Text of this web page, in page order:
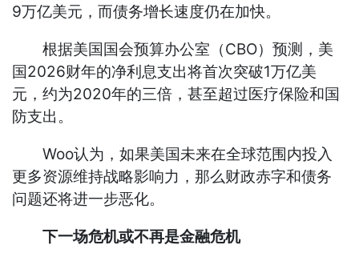
9万亿美元，而债务增长速度仍在加快。
根据美国国会预算办公室（CBO）预测，美
国2026财年的净利息支出将首次突破1万亿美
元，约为2020年的三倍，甚至超过医疗保险和国
防支出。
Woo认为，如果美国未来在全球范围内投入
更多资源维持战略影响力，那么财政赤字和债务
问题还将进一步恶化。
下一场危机或不再是金融危机